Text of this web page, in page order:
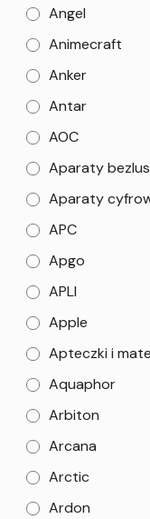
Angel
Animecraft
Anker
Antar
AOC
Aparaty
Aparaty
APC
Apgo
APLI
Apple
Apteczki i
Aquaphor
Arbiton
Arcana
Arctic
Ardon